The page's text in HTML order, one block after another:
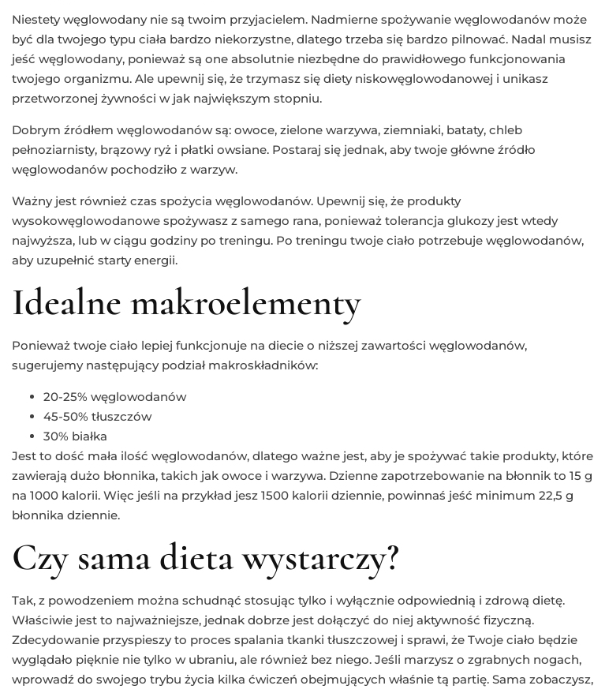
Niestety węglowodany nie są twoim przyjacielem. Nadmierne spożywanie węglowodanów może
być dla twojego typu ciała bardzo niekorzystne, dlatego trzeba się bardzo pilnować. Nadal musisz
jeść węglowodany, ponieważ są one absolutnie niezbędne do prawidłowego funkcjonowania
twojego organizmu. Ale upewnij się, że trzymasz się diety niskowęglowodanowej i unikasz
przetworzonej żywności w jak największym stopniu.
Dobrym źródłem węglowodanów są: owoce, zielone warzywa, ziemniaki, bataty, chleb
pełnoziarnisty, brązowy ryż i płatki owsiane. Postaraj się jednak, aby twoje główne źródło
węglowodanów pochodziło z warzyw.
Ważny jest również czas spożycia węglowodanów. Upewnij się, że produkty
wysokowęglowodanowe spożywasz z samego rana, ponieważ tolerancja glukozy jest wtedy
najwyższa, lub w ciągu godziny po treningu. Po treningu twoje ciało potrzebuje węglowodanów,
aby uzupełnić starty energii.
Idealne makroelementy
Ponieważ twoje ciało lepiej funkcjonuje na diecie o niższej zawartości węglowodanów,
sugerujemy następujący podział makroskładników:
20-25% węglowodanów
45-50% tłuszczów
30% białka
Jest to dość mała ilość węglowodanów, dlatego ważne jest, aby je spożywać takie produkty, które
zawierają dużo błonnika, takich jak owoce i warzywa. Dzienne zapotrzebowanie na błonnik to 15 g
na 1000 kalorii. Więc jeśli na przykład jesz 1500 kalorii dziennie, powinnaś jeść minimum 22,5 g
błonnika dziennie.
Czy sama dieta wystarczy?
Tak, z powodzeniem można schudnąć stosując tylko i wyłącznie odpowiednią i zdrową dietę.
Właściwie jest to najważniejsze, jednak dobrze jest dołączyć do niej aktywność fizyczną.
Zdecydowanie przyspieszy to proces spalania tkanki tłuszczowej i sprawi, że Twoje ciało będzie
wyglądało pięknie nie tylko w ubraniu, ale również bez niego. Jeśli marzysz o zgrabnych nogach,
wprowadź do swojego trybu życia kilka ćwiczeń obejmujących właśnie tą partię. Sama zobaczysz,